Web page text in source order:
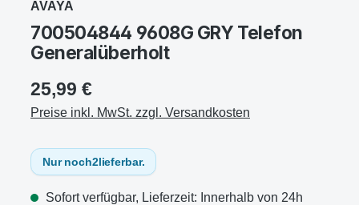
AVAYA
700504844 9608G GRY Telefon
Generalüberholt
25,99 €
Preise inkl. MwSt. zzgl. Versandkosten
Nur noch2lieferbar.
Sofort verfügbar, Lieferzeit: Innerhalb von 24h